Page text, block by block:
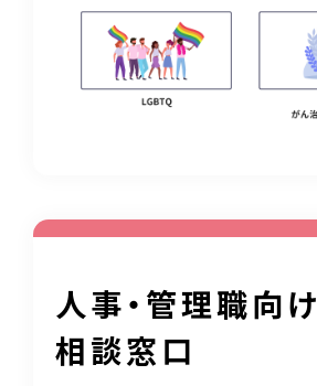
人事・管理職向け
相談窓口